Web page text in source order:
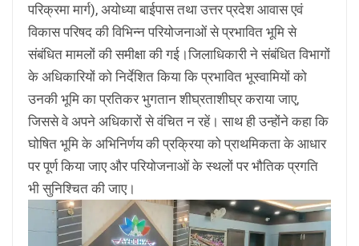
परिक्रमा मार्ग), अयोध्या बाईपास तथा उत्तर प्रदेश आवास एवं
विकास परिषद की विभिन्न परियोजनाओं से प्रभावित भूमि से
संबंधित मामलों की समीक्षा की गई।जिलाधिकारी ने संबंधित विभागों
के अधिकारियों को निर्देशित किया कि प्रभावित भूस्वामियों को
उनकी भूमि का प्रतिकर भुगतान शीघ्रताशीघ्र कराया जाए,
जिससे वे अपने अधिकारों से वंचित न रहें। साथ ही उन्होंने कहा कि
घोषित भूमि के अभिनिर्णय की प्रक्रिया को प्राथमिकता के आधार
पर पूर्ण किया जाए और परियोजनाओं के स्थलों पर भौतिक प्रगति
भी सुनिश्चित की जाए।